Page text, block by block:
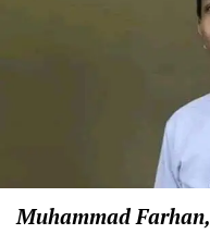
Muhammad Farhan,